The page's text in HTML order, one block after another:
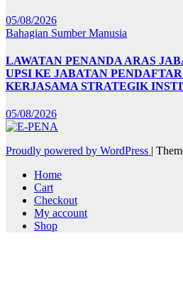
05/08/2026
Bahagian Sumber Manusia
LAWATAN PENANDA ARAS
UPSI KE JABATAN
KERJASAMA STRATEGIK
05/08/2026
Proudly powered by WordPress |
Home
Cart
Checkout
My account
Shop